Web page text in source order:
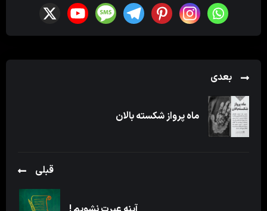
بعدی
ماه پرواز شکسته بالان
قبلی